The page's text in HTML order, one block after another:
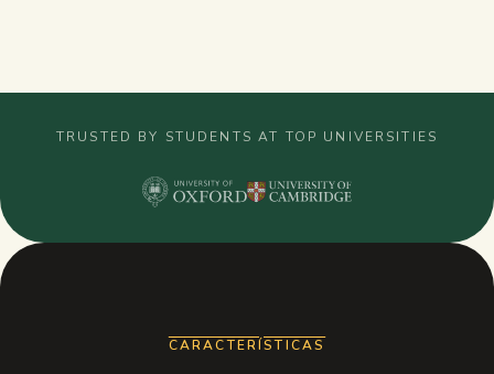
Chuletas
TRUSTED BY STUDENTS AT TOP UNIVERSITIES
CARACTERÍSTICAS